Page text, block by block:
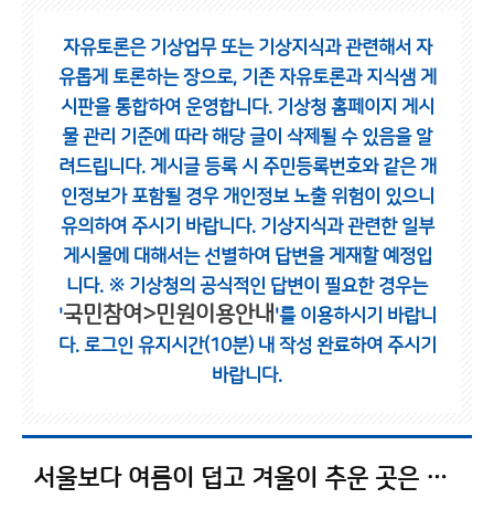
자유토론은 기상업무 또는 기상지식과 관련해서 자
유롭게 토론하는 장으로, 기존 자유토론과 지식샘 게
시판을 통합하여 운영합니다. 기상청 홈페이지 게시
물 관리 기준에 따라 해당 글이 삭제될 수 있음을 알
려드립니다. 게시글 등록 시 주민등록번호와 같은 개
인정보가 포함될 경우 개인정보 노출 위험이 있으니
유의하여 주시기 바랍니다. 기상지식과 관련한 일부
게시물에 대해서는 선별하여 답변을 게재할 예정입
니다. ※ 기상청의 공식적인 답변이 필요한 경우는
'국민참여>민원이용안내 '를 이용하시기 바랍니
다. 로그인 유지시간(10분) 내 작성 완료하여 주시기
바랍니다.
서울보다 여름이 덥고 겨울이 추운 곳은 없나요?